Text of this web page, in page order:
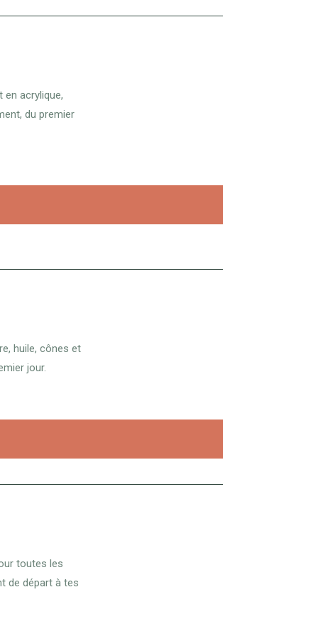
en acrylique,
du premier
huile, cônes et
jour.
toutes les
de départ à tes